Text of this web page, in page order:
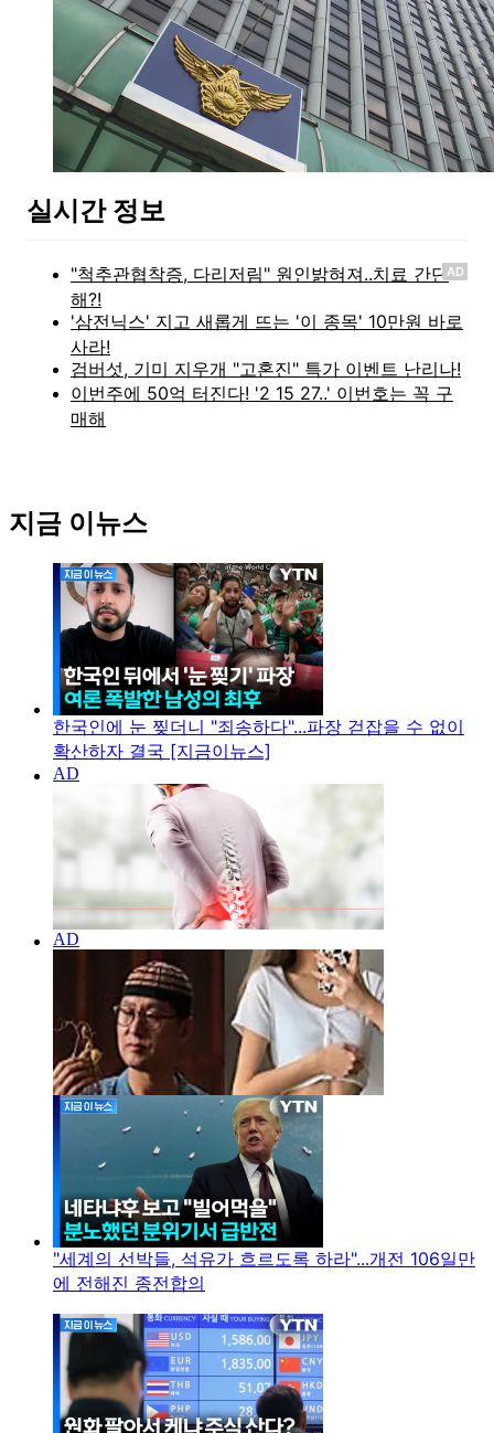
실시간 정보
AD
지금 이뉴스
한국인에 눈 찢더니 "죄송하다"...파장 걷잡을 수 없이
확산하자 결국 [지금이뉴스]
"세계의 선박들, 석유가 흐르도록 하라"...개전 106일만
에 전해진 종전합의